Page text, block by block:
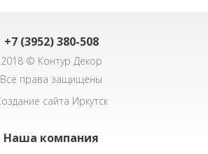
+7 (3952) 380-508
2018 © Контур Декор
Все права защищены
сайта Иркутск
Наша компания